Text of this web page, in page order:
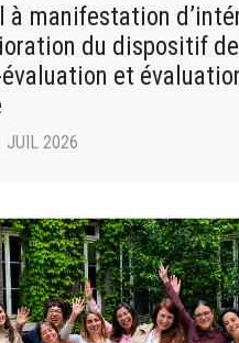
à manifestation
du dispositif de
et
JUIL 2026